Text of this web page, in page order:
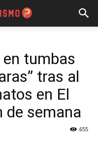
tumbas
tras al
en El
de semana
655